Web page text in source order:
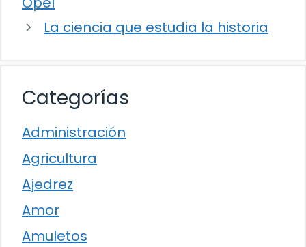
La ciencia que estudia la historia
Categorías
Administración
Agricultura
Ajedrez
Amor
Amuletos